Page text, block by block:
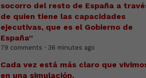
socorro del resto de España a
de quien tiene las capacidades
ejecutivas, que es el Gobierno de
España”
79 comments · 36 minutes ago
Cada vez está más claro que
en una simulación.